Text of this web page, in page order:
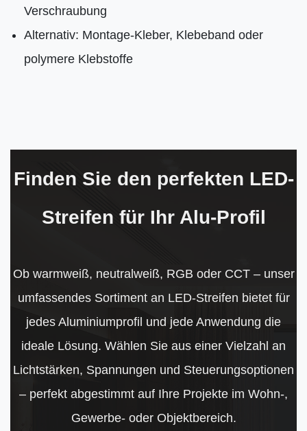
Verschraubung
Alternativ: Montage-Kleber, Klebeband oder
polymere Klebstoffe
Finden Sie den perfekten LED-
Streifen für Ihr Alu-Profil
Ob warmweiß, neutralweiß, RGB oder CCT – unser
umfassendes Sortiment an LED-Streifen bietet für
jedes Aluminiumprofil und jede Anwendung die
ideale Lösung. Wählen Sie aus einer Vielzahl an
Lichtstärken, Spannungen und Steuerungsoptionen
– perfekt abgestimmt auf Ihre Projekte im Wohn-,
Gewerbe- oder Objektbereich.